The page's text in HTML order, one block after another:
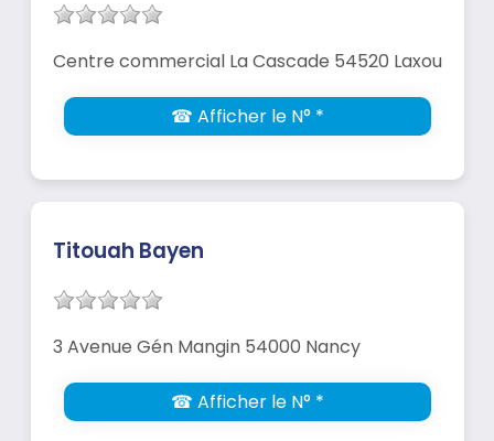
Centre commercial La Cascade 54520 Laxou
☎ Afficher le N° *
Titouah Bayen
3 Avenue Gén Mangin 54000 Nancy
☎ Afficher le N° *